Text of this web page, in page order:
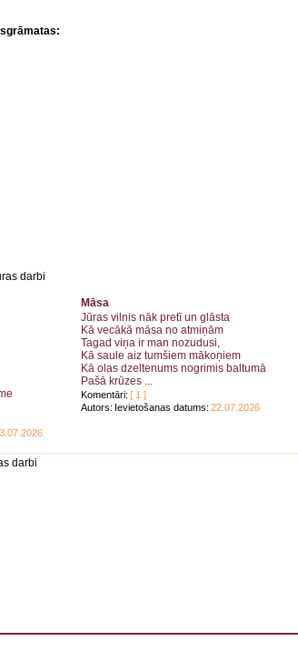
darbi
Māsa
Jūras vilnis nāk pretī un glāsta
Kā vecākā māsa no atmiņām
Tagad viņa ir man nozudusi,
Kā saule aiz tumšiem mākoņiem
Kā olas dzeltenums nogrimis baltumā
Pašā krūzes ...
Komentāri: [ 1 ]
Autors: Ievietošanas datums: 22.07.2026
darbi